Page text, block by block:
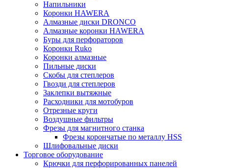
Напильники
Коронки HAWERA
Алмазные диски DRONCO
Алмазные коронки HAWERA
Буры для перфораторов
Коронки Ruko
Коронки алмазные
Пильные диски
Скобы для степлеров
Гвозди для степлеров
Заклепки вытяжные
Расходники для мотобуров
Отрезные круги
Воздушные фильтры
Фрезы для магнитного станка
Фрезы корончатые по металлу HSS
Шлифовальные диски
Торговое оборудование
Крючки для перфорированных панелей